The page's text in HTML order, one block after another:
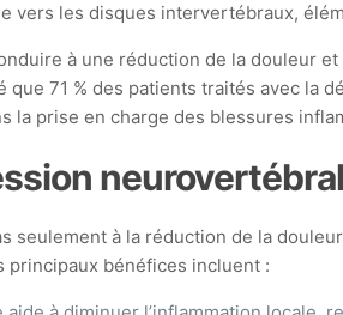
vers les disques intervertébraux,
à une réduction de la douleur
71 % des patients traités avec
la prise en charge des blessures
seulement à la réduction de la
principaux bénéfices incluent :